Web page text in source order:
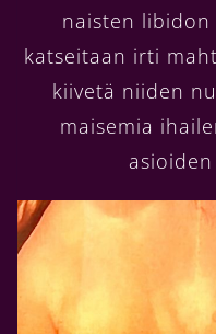
naisten libidon
katseitaan irti
kiivetä niiden
maisemia